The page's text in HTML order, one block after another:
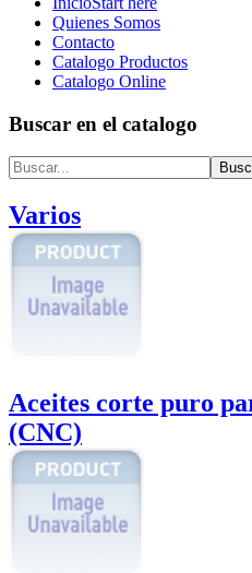
Quienes Somos
Contacto
Catalogo Productos
Catalogo Online
Buscar en el catalogo
Varios
Aceites corte puro
(CNC)